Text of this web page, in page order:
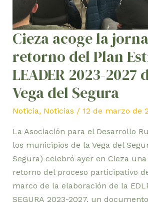
Cieza acoge la
retorno del Plan
LEADER 2023-2027
Vega del Segura
Noticia, Noticias / 12 de marzo de
La Asociación para el Desarrollo
los municipios de la Vega del
Segura) celebró ayer en Cieza
retorno del proceso participativo
marco de la elaboración de la
SEGURA 2023-2027, un
LEADER
2023-
2027
ADRI
Vega
del
Segura